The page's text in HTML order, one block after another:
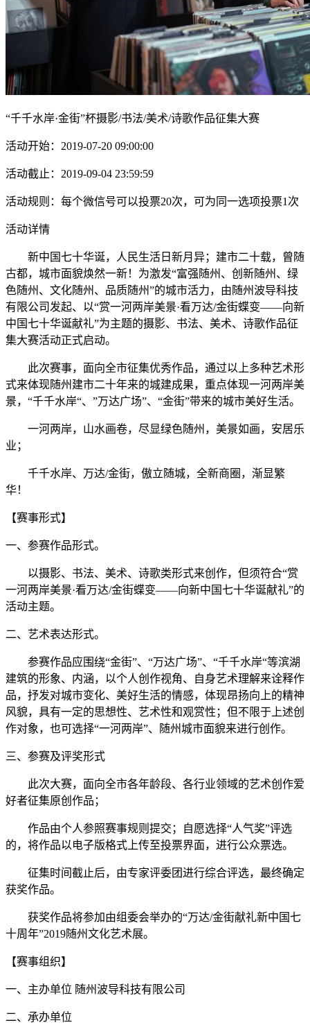
“千千水岸·金街”杯摄影/书法/美术/诗歌作品征集大赛
活动开始：2019-07-20 09:00:00
活动截止：2019-09-04 23:59:59
活动规则：每个微信号可以投票20次，可为同一选项投票1次
活动详情
新中国七十华诞，人民生活日新月异；建市二十载，曾随
古都，城市面貌焕然一新！为激发“富强随州、创新随州、绿
色随州、文化随州、品质随州”的城市活力，由随州波导科技
有限公司发起、以“赏一河两岸美景·看万达/金街蝶变——向新
中国七十华诞献礼”为主题的摄影、书法、美术、诗歌作品征
集大赛活动正式启动。
此次赛事，面向全市征集优秀作品，通过以上多种艺术形
式来体现随州建市二十年来的城建成果，重点体现一河两岸美
景，“千千水岸“、”万达广场”、“金街”带来的城市美好生活。
一河两岸，山水画卷，尽显绿色随州，美景如画，安居乐
业；
千千水岸、万达/金街，傲立随城，全新商圈，渐显繁
华！
【赛事形式】
一、参赛作品形式。
以摄影、书法、美术、诗歌类形式来创作，但须符合“赏
一河两岸美景·看万达/金街蝶变——向新中国七十华诞献礼”的
活动主题。
二、艺术表达形式。
参赛作品应围绕“金街”、“万达广场”、“千千水岸“等滨湖
建筑的形象、内涵，以个人创作视角、自身艺术理解来诠释作
品，抒发对城市变化、美好生活的情感，体现昂扬向上的精神
风貌，具有一定的思想性、艺术性和观赏性；但不限于上述创
作对象，也可选择“一河两岸”、随州城市面貌来进行创作。
三、参赛及评奖形式
此次大赛，面向全市各年龄段、各行业领域的艺术创作爱
好者征集原创作品；
作品由个人参照赛事规则提交；自愿选择“人气奖”评选
的，将作品以电子版格式上传至投票界面，进行公众票选。
征集时间截止后，由专家评委团进行综合评选，最终确定
获奖作品。
获奖作品将参加由组委会举办的“万达/金街献礼新中国七
十周年”2019随州文化艺术展。
【赛事组织】
一、主办单位 随州波导科技有限公司
二、承办单位